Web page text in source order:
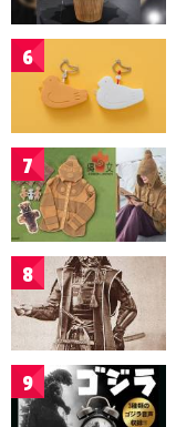
6
7
8
9